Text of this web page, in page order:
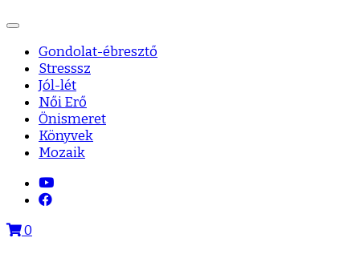
Gondolat-ébresztő
Stresssz
Jól-lét
Női Erő
Önismeret
Könyvek
Mozaik
0